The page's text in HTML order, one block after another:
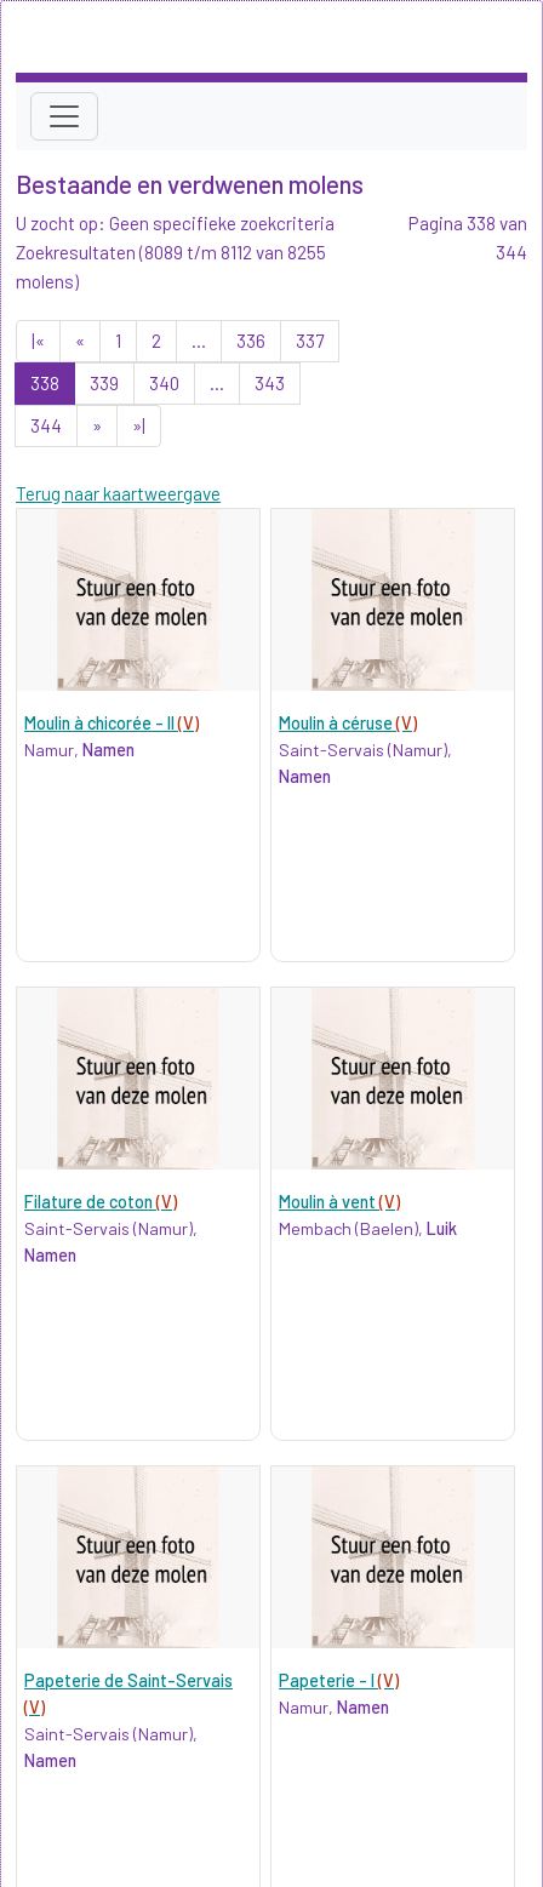
Bestaande en verdwenen molens
U zocht op: Geen specifieke zoekcriteria
Zoekresultaten (8089 t/m 8112 van 8255
molens)
|« « 1 2 ... 336
337
338
339 340 ...
343
344
» »|
Terug naar kaartweergave
Pagina 338 van
344
Moulin à chicorée - II(V)
Namur, Namen
Moulin à céruse(V)
Saint-Servais (Namur),
Namen
Filature de coton(V)
Saint-Servais (Namur),
Namen
Moulin à vent(V)
Membach (Baelen),Luik
Papeterie de Saint-Servais
(V)
Saint-Servais (Namur),
Namen
Papeterie - I(V)
Namur,Namen